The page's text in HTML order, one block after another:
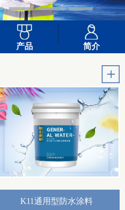
产品 简介
K11通用型防水涂料